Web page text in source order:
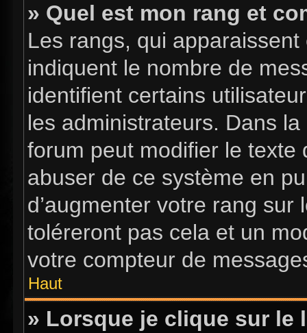
» Quel est mon rang et
Les rangs, qui
indiquent le nombre de
identifient certains
les administrateurs. Dans
forum peut modifier le
abuser de ce système en
d’augmenter votre rang
toléreront pas cela et un
votre compteur de
Haut
» Lorsque je clique sur le